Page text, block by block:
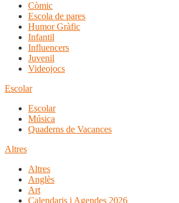
Còmic
Escola de pares
Humor Gràfic
Infantil
Influencers
Juvenil
Videojocs
Escolar
Escolar
Música
Quaderns de Vacances
Altres
Altres
Anglès
Art
Calendaris i Agendes 2026